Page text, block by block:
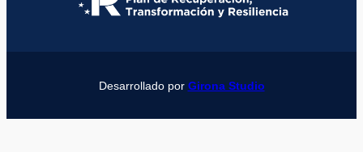
Desarrollado por Girona Studio